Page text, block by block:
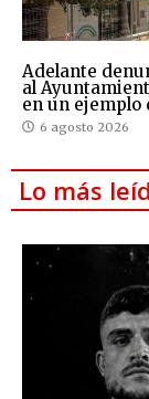
Adelante
al
en un ejemplo
6 agosto 2026
Lo más